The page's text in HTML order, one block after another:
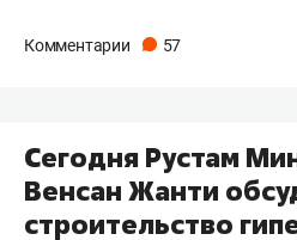
Комментарии 57
Сегодня Рустам
Венсан Жанти
строительство